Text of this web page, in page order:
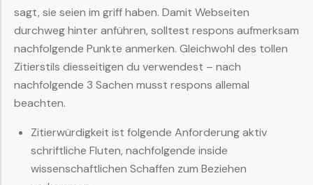
sagt, sie seien im griff haben. Damit Webseiten
durchweg hinter anführen, solltest respons aufmerksam
nachfolgende Punkte anmerken. Gleichwohl des tollen
Zitierstils diesseitigen du verwendest – nach
nachfolgende 3 Sachen musst respons allemal
beachten.
Zitierwürdigkeit ist folgende Anforderung aktiv
schriftliche Fluten, nachfolgende inside
wissenschaftlichen Schaffen zum Beziehen